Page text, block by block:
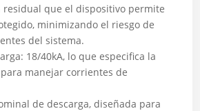
residual que el dispositivo permite
minimizando el riesgo de
del sistema.
18/40kA, lo que especifica la
manejar corrientes de
de descarga, diseñada para